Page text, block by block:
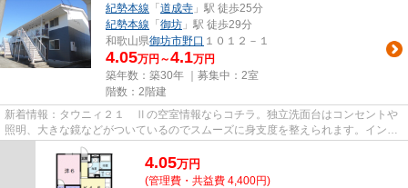
紀勢本線 「 道成寺 」駅 徒歩25分
紀勢本線 「 御坊 」駅 徒歩29分
和歌山県御坊市野口 １０１２－１
4.05万円～4.1万円
築年数：築30年 ｜募集中： 2室
階数：2階建
新着情報：タウニィ２１ Ⅱの空室情報ならコチラ。独立洗面台はコンセントや
照明、大きな鏡などがついているのでスムーズに身支度を整えられます。インタ
ーホン越しに来訪者を確認でき...
4.05万円
(管理費・共益費 4,400円)